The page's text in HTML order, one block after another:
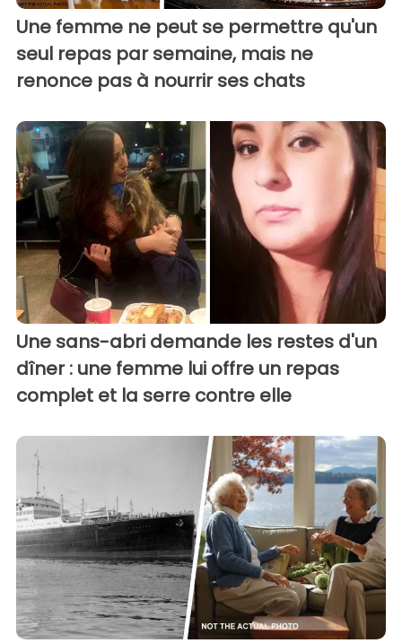
Une femme ne peut se permettre qu'un
seul repas par semaine, mais ne
renonce pas à nourrir ses chats
Une sans-abri demande les restes d'un
dîner : une femme lui offre un repas
complet et la serre contre elle